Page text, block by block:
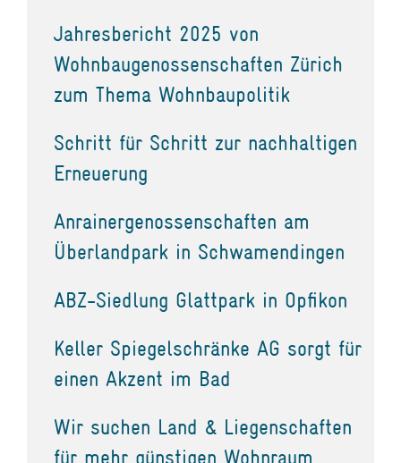
Jahresbericht 2025 von
Wohnbaugenossenschaften Zürich
zum Thema Wohnbaupolitik
Schritt für Schritt zur nachhaltigen
Erneuerung
Anrainergenossenschaften am
Überlandpark in Schwamendingen
ABZ-Siedlung Glattpark in Opfikon
Keller Spiegelschränke AG sorgt für
einen Akzent im Bad
Wir suchen Land & Liegenschaften
für mehr günstigen Wohnraum.